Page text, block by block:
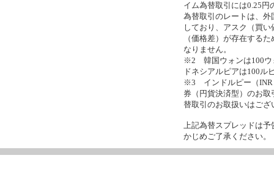
イム為替取引には0.25円
為替取引のレートは、
しており、アスク（買
（価格差）が存在する
なりません。
※2 韓国ウォンは100ウ
ドネシアルピアは100ル
※3 インドルピー（INR
券（円貨決済型）のお
替取引のお取扱いはござ
上記為替スプレッドは
かじめご了承ください。